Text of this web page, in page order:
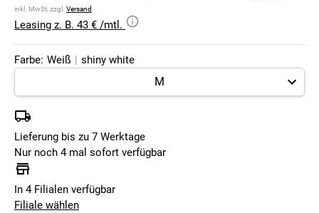
inkl. MwSt, zzgl. Versand
Leasing z. B. 43 € /mtl.
Farbe: Weiß | shiny white
Lieferung bis zu 7 Werktage
Nur noch 4 mal sofort verfügbar
In 4 Filialen verfügbar
Filiale wählen